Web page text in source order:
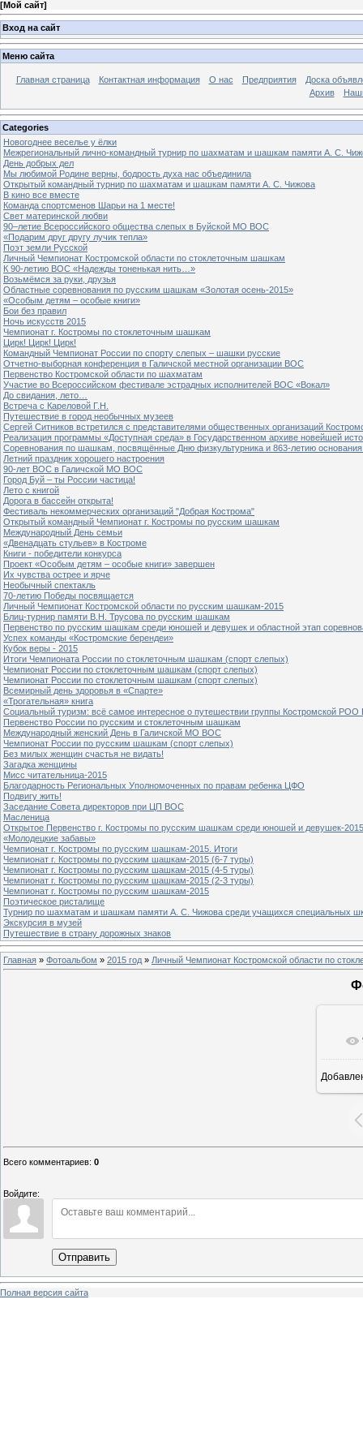
[Мой сайт]
Вход на сайт
Меню сайта
Главная страница Контактная информация О нас Предприятия
Доска
Архив
Categories
Новогоднее веселье у ёлки
Межрегиональный лично-командный турнир по шахматам и шашкам памяти А. С.
День добрых дел
Мы любимой Родине верны, бодрость духа нас объединила
Открытый командный турнир по шахматам и шашкам памяти А. С. Чижова
В кино все вместе
Команда спортсменов Шарьи на 1 месте!
Свет материнской любви
90–летие Всероссийского общества слепых в Буйской МО ВОС
«Подарим друг другу лучик тепла»
Поэт земли Русской
Личный Чемпионат Костромской области по стоклеточным шашкам
К 90-летию ВОС «Надежды тоненькая нить…»
Возьмёмся за руки, друзья
Областные соревнования по русским шашкам «Золотая осень-2015»
«Особым детям – особые книги»
Бои без правил
Ночь искусств 2015
Чемпионат г. Костромы по стоклеточным шашкам
Цирк! Цирк! Цирк!
Командный Чемпионат России по спорту слепых – шашки русские
Отчетно-выборная конференция в Галичской местной организации ВОС
Первенство Костромской области по шахматам
Участие во Всероссийском фестивале эстрадных исполнителей ВОС «Вокал»
До свидания, лето…
Встреча с Кареловой Г.Н.
Путешествие в город необычных музеев
Сергей Ситников встретился с представителями общественных организаций
Реализация программы «Доступная среда» в Государственном архиве новейшей
Соревнования по шашкам, посвящённые Дню физкультурника и 863-летию основания
Летний праздник хорошего настроения
90-лет ВОС в Галичской МО ВОС
Город Буй – ты России частица!
Лето с книгой
Дорога в бассейн открыта!
Фестиваль некоммерческих организаций "Добрая Кострома"
Открытый командный Чемпионат г. Костромы по русским шашкам
Международный День семьи
«Двенадцать стульев» в Костроме
Книги - победители конкурса
Проект «Особым детям – особые книги» завершен
Их чувства острее и ярче
Необычный спектакль
70-летию Победы посвящается
Личный Чемпионат Костромской области по русским шашкам-2015
Блиц-турнир памяти В.Н. Трусова по русским шашкам
Первенство по русским шашкам среди юношей и девушек и областной этап
Успех команды «Костромские берендеи»
Кубок веры - 2015
Итоги Чемпионата России по стоклеточным шашкам (спорт слепых)
Чемпионат России по стоклеточным шашкам (спорт слепых)
Чемпионат России по стоклеточным шашкам (спорт слепых)
Всемирный день здоровья в «Спарте»
«Трогательная» книга
Социальный туризм: всё самое интересное о путешествии группы Костромской
Первенство России по русским и стоклеточным шашкам
Международный женский День в Галичской МО ВОС
Чемпионат России по русским шашкам (спорт слепых)
Без милых женщин счастья не видать!
Загадка женщины
Мисс читательница-2015
Благодарность Региональных Уполномоченных по правам ребенка ЦФО
Подвигу жить!
Заседание Совета директоров при ЦП ВОС
Масленица
Открытое Первенство г. Костромы по русским шашкам среди юношей и девушек-
«Молодецкие забавы»
Чемпионат г. Костромы по русским шашкам-2015. Итоги
Чемпионат г. Костромы по русским шашкам-2015 (6-7 туры)
Чемпионат г. Костромы по русским шашкам-2015 (4-5 туры)
Чемпионат г. Костромы по русским шашкам-2015 (2-3 туры)
Чемпионат г. Костромы по русским шашкам-2015
Поэтическое ристалище
Турнир по шахматам и шашкам памяти А. С. Чижова среди учащихся специальных
Экскурсия в музей
Путешествие в страну дорожных знаков
Главная » Фотоальбом » 2015 год » Личный Чемпионат Костромской области по
Всего комментариев: 0
Войдите:
Отправить
Полная версия сайта